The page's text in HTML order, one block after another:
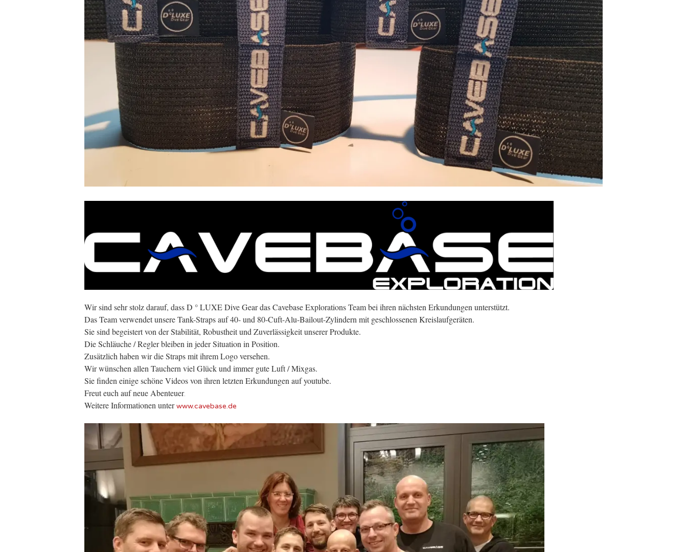
Wir sind sehr stolz darauf, dass D ° LUXE Dive Gear das Cavebase Explorations Team bei ihren nächsten Erkundungen unterstützt.
Das Team verwendet unsere Tank-Straps auf 40- und 80-Cuft-Alu-Bailout-Zylindern mit geschlossenen Kreislaufgeräten.
Sie sind begeistert von der Stabilität, Robustheit und Zuverlässigkeit unserer Produkte.
Die Schläuche / Regler bleiben in jeder Situation in Position.
Zusätzlich haben wir die Straps mit ihrem Logo versehen.
Wir wünschen allen Tauchern viel Glück und immer gute Luft / Mixgas.
Sie finden einige schöne Videos von ihren letzten Erkundungen auf youtube.
Freut euch auf neue Abenteuer.
Weitere Informationen unterwww.cavebase.de